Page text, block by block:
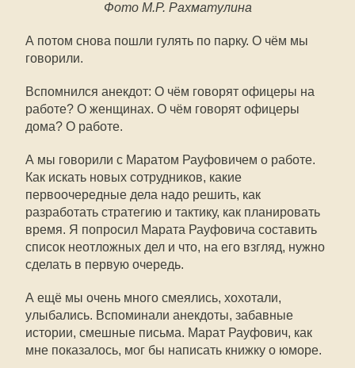
Фото М.Р. Рахматулина
А потом снова пошли гулять по парку. О чём мы
говорили.
Вспомнился анекдот: О чём говорят офицеры на
работе? О женщинах. О чём говорят офицеры
дома? О работе.
А мы говорили с Маратом Рауфовичем о работе.
Как искать новых сотрудников, какие
первоочередные дела надо решить, как
разработать стратегию и тактику, как планировать
время. Я попросил Марата Рауфовича составить
список неотложных дел и что, на его взгляд, нужно
сделать в первую очередь.
А ещё мы очень много смеялись, хохотали,
улыбались. Вспоминали анекдоты, забавные
истории, смешные письма. Марат Рауфович, как
мне показалось, мог бы написать книжку о юморе.